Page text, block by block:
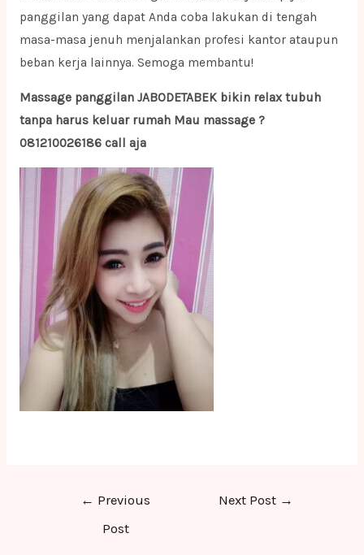
panggilan yang dapat Anda coba lakukan di tengah
masa-masa jenuh menjalankan profesi kantor ataupun
beban kerja lainnya. Semoga membantu!
Massage panggilan JABODETABEK bikin relax tubuh
tanpa harus keluar rumah Mau massage ?
081210026186 call aja
← Previous
Post
Next Post →